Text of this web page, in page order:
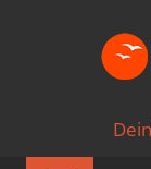
Paid4-